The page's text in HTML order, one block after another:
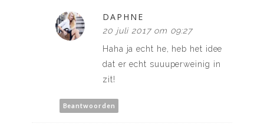
DAPHNE
20 juli 2017 om 09:27
Haha ja echt he, heb het idee
dat er echt suuuperweinig in
zit!
Beantwoorden